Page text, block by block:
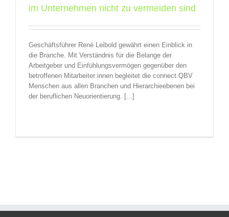
im Unternehmen nicht zu vermeiden sind
Geschäftsführer René Leibold gewährt einen Einblick in
die Branche. Mit Verständnis für die Belange der
Arbeitgeber und Einfühlungsvermögen gegenüber den
betroffenen Mitarbeiter:innen begleitet die connect.QBV
Menschen aus allen Branchen und Hierarchieebenen bei
der beruflichen Neuorientierung. [...]